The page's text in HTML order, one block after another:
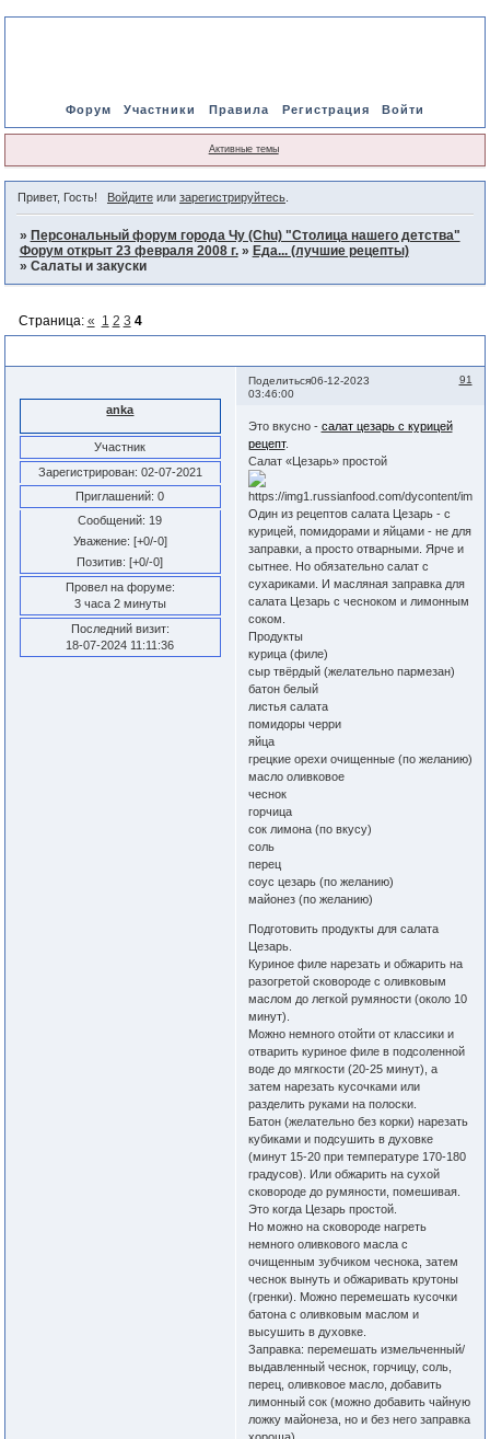
Форум Участники Правила Регистрация Войти
Активные темы
Привет, Гость! Войдитеили зарегистрируйтесь.
» Персональный форум города Чу (Chu) "Столица нашего детства"
Форум открыт 23 февраля 2008 г. » Еда... (лучшие рецепты)
» Салаты и закуски
Страница: « 1 2 3 4
Поделиться 91
06-12-2023
03:46:00
anka
Участник
Зарегистрирован: 02-07-2021
Приглашений: 0
Сообщений: 19
Уважение: [+0/-0]
Позитив: [+0/-0]
Провел на форуме:
3 часа 2 минуты
Последний визит:
18-07-2024 11:11:36
Это вкусно - салат цезарь с курицей
рецепт.
Салат «Цезарь» простой
Один из рецептов салата Цезарь - с
курицей, помидорами и яйцами - не для
заправки, а просто отварными. Ярче и
сытнее. Но обязательно салат с
сухариками. И масляная заправка для
салата Цезарь с чесноком и лимонным
соком.
Продукты
курица (филе)
сыр твёрдый (желательно пармезан)
батон белый
листья салата
помидоры черри
яйца
грецкие орехи очищенные (по желанию)
масло оливковое
чеснок
горчица
сок лимона (по вкусу)
соль
перец
соус цезарь (по желанию)
майонез (по желанию)
Подготовить продукты для салата
Цезарь.
Куриное филе нарезать и обжарить на
разогретой сковороде с оливковым
маслом до легкой румяности (около 10
минут).
Можно немного отойти от классики и
отварить куриное филе в подсоленной
воде до мягкости (20-25 минут), а
затем нарезать кусочками или
разделить руками на полоски.
Батон (желательно без корки) нарезать
кубиками и подсушить в духовке
(минут 15-20 при температуре 170-180
градусов). Или обжарить на сухой
сковороде до румяности, помешивая.
Это когда Цезарь простой.
Но можно на сковороде нагреть
немного оливкового масла с
очищенным зубчиком чеснока, затем
чеснок вынуть и обжаривать крутоны
(гренки). Можно перемешать кусочки
батона с оливковым маслом и
высушить в духовке.
Заправка: перемешать измельченный/
выдавленный чеснок, горчицу, соль,
перец, оливковое масло, добавить
лимонный сок (можно добавить чайную
ложку майонеза, но и без него заправка